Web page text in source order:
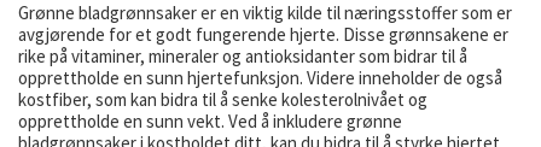
Grønne bladgrønnsaker er en viktig kilde til næringsstoffer som er
avgjørende for et godt fungerende hjerte. Disse grønnsakene er
rike på vitaminer, mineraler og antioksidanter som bidrar til å
opprettholde en sunn hjertefunksjon. Videre inneholder de også
kostfiber, som kan bidra til å senke kolesterolnivået og
opprettholde en sunn vekt. Ved å inkludere grønne